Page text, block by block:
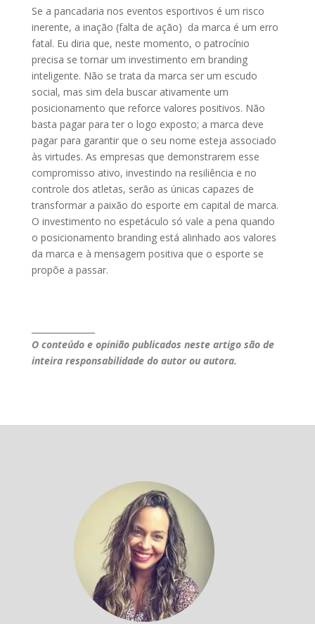
Se a pancadaria nos eventos esportivos é um risco
inerente, a inação (falta de ação) da marca é um erro
fatal. Eu diria que, neste momento, o patrocínio
precisa se tornar um investimento em branding
inteligente. Não se trata da marca ser um escudo
social, mas sim dela buscar ativamente um
posicionamento que reforce valores positivos. Não
basta pagar para ter o logo exposto; a marca deve
pagar para garantir que o seu nome esteja associado
às virtudes. As empresas que demonstrarem esse
compromisso ativo, investindo na resiliência e no
controle dos atletas, serão as únicas capazes de
transformar a paixão do esporte em capital de marca.
O investimento no espetáculo só vale a pena quando
o posicionamento branding está alinhado aos valores
da marca e à mensagem positiva que o esporte se
propõe a passar.
O conteúdo e opinião publicados neste artigo são de
inteira responsabilidade do autor ou autora.